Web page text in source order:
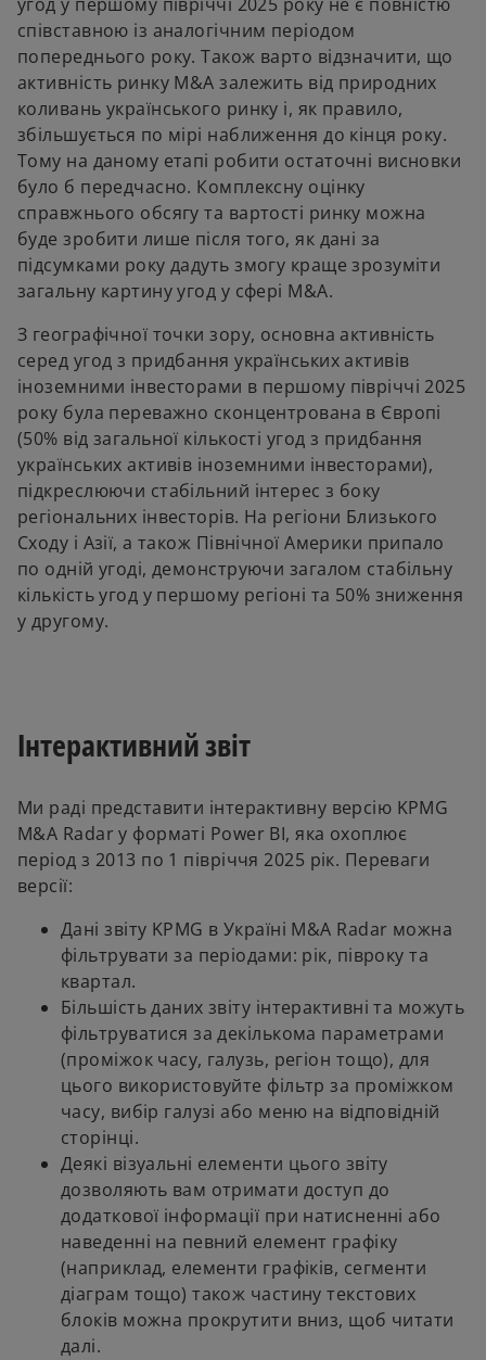
n
e
w
t
a
b
n
a
n
e
w
t
a
b
співставною із аналогічним періодом
попереднього року. Також варто відзначити, що
активність ринку M&A залежить від природних
коливань українського ринку і, як правило,
збільшується по мірі наближення до кінця року.
Тому на даному етапі робити остаточні висновки
було б передчасно. Комплексну оцінку
справжнього обсягу та вартості ринку можна
буде зробити лише після того, як дані за
підсумками року дадуть змогу краще зрозуміти
загальну картину угод у сфері M&A.
З географічної точки зору, основна активність
серед угод з придбання українських активів
іноземними інвесторами в першому півріччі 2025
року була переважно сконцентрована в Європі
(50% від загальної кількості угод з придбання
українських активів іноземними інвесторами),
підкреслюючи стабільний інтерес з боку
регіональних інвесторів. На регіони Близького
Сходу і Азії, а також Північної Америки припало
по одній угоді, демонструючи загалом стабільну
кількість угод у першому регіоні та 50% зниження
у другому.
Інтерактивний звіт
Ми раді представити інтерактивну версію KPMG
M&A Radar у форматі Power BI, яка охоплює
період з 2013 по 1 півріччя 2025 рік. Переваги
версії:
Дані звіту KPMG в Україні M&A Radar можна
фільтрувати за періодами: рік, півроку та
квартал.
Більшість даних звіту інтерактивні та можуть
фільтруватися за декількома параметрами
(проміжок часу, галузь, регіон тощо), для
цього використовуйте фільтр за проміжком
часу, вибір галузі або меню на відповідній
сторінці.
Деякі візуальні елементи цього звіту
дозволяють вам отримати доступ до
додаткової інформації при натисненні або
наведенні на певний елемент графіку
(наприклад, елементи графіків, сегменти
діаграм тощо) також частину текстових
блоків можна прокрутити вниз, щоб читати
далі.